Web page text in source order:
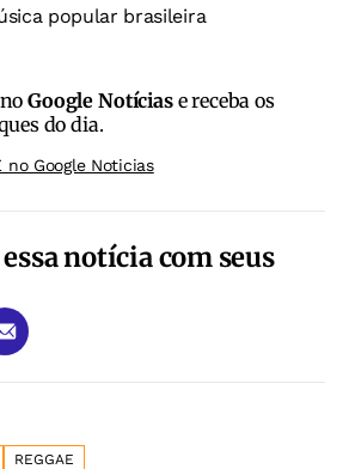
popular brasileira
noGoogle Notíciase receba os
do dia.
no Google Noticias
notícia com seus
REGGAE